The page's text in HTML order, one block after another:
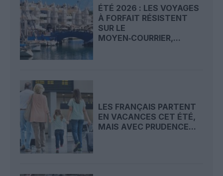
ÉTÉ 2026 : LES VOYAGES
À FORFAIT RÉSISTENT
SUR LE
MOYEN‑COURRIER,...
LES FRANÇAIS PARTENT
EN VACANCES CET ÉTÉ,
MAIS AVEC PRUDENCE...